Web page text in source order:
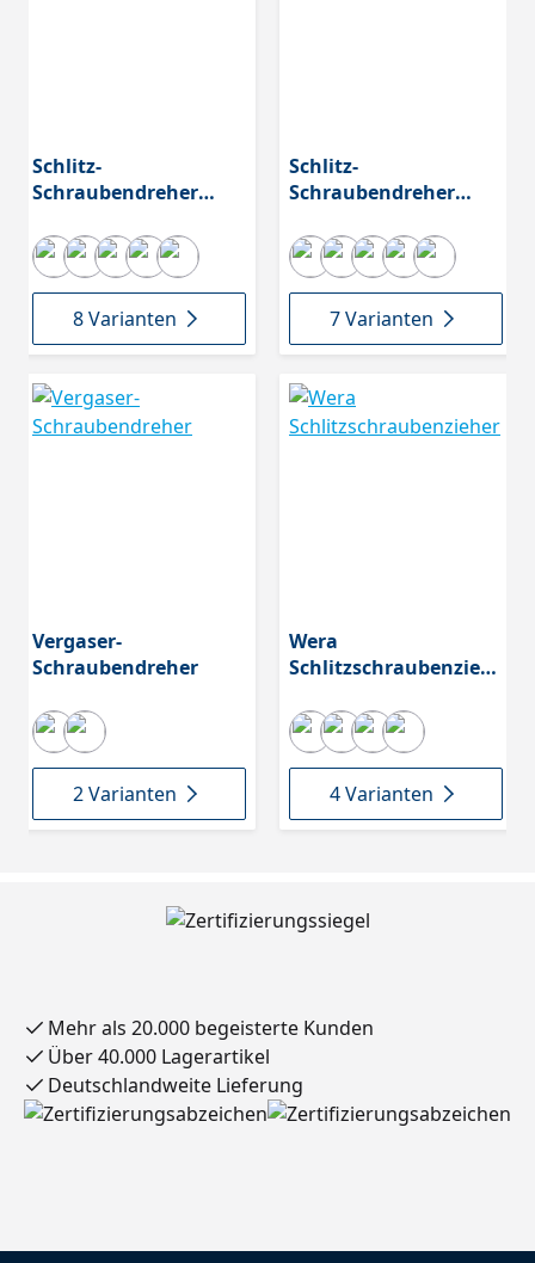
Schlitz-
Schraubendreher
8 Varianten
Schlitz-
Schraubendreher
7 Varianten
Vergaser-
Schraubendreher
2 Varianten
Wera
Schlitzschraubenzieh
4 Varianten
Mehr als 20.000 begeisterte Kunden
Über 40.000 Lagerartikel
Deutschlandweite Lieferung